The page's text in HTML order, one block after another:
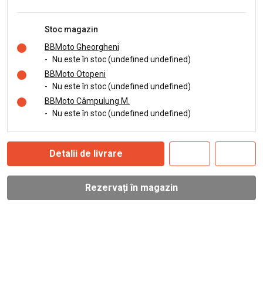
Stoc magazin
BBMoto Gheorgheni
-
Nu este în stoc (undefined undefined)
BBMoto Otopeni
-
Nu este în stoc (undefined undefined)
BBMoto Câmpulung M.
-
Nu este în stoc (undefined undefined)
Detalii de livrare
Rezervați în magazin